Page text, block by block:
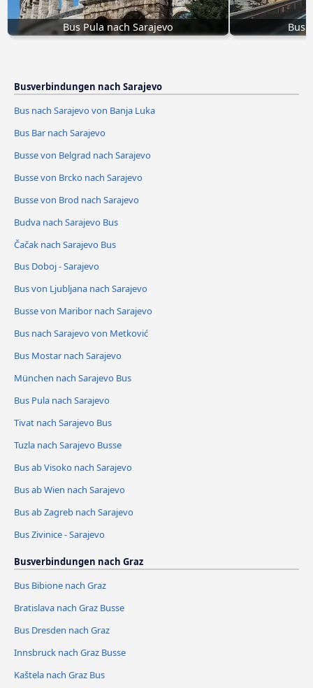
Bus Pula nach Sarajevo Bus
Busverbindungen nach Sarajevo
Bus nach Sarajevo von Banja Luka
Bus Bar nach Sarajevo
Busse von Belgrad nach Sarajevo
Busse von Brcko nach Sarajevo
Busse von Brod nach Sarajevo
Budva nach Sarajevo Bus
Čačak nach Sarajevo Bus
Bus Doboj - Sarajevo
Bus von Ljubljana nach Sarajevo
Busse von Maribor nach Sarajevo
Bus nach Sarajevo von Metković
Bus Mostar nach Sarajevo
München nach Sarajevo Bus
Bus Pula nach Sarajevo
Tivat nach Sarajevo Bus
Tuzla nach Sarajevo Busse
Bus ab Visoko nach Sarajevo
Bus ab Wien nach Sarajevo
Bus ab Zagreb nach Sarajevo
Bus Zivinice - Sarajevo
Busverbindungen nach Graz
Bus Bibione nach Graz
Bratislava nach Graz Busse
Bus Dresden nach Graz
Innsbruck nach Graz Busse
Kaštela nach Graz Bus